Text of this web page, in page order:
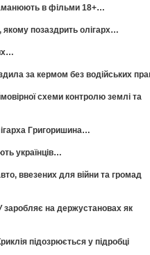
в фільми 18+…
якому позаздрить олігарх…
за кермом без водійських
схеми контролю землі та
Григоришина…
українців…
ввезених для війни та громад
заробляє на держустановах як
підозрюється у підробці